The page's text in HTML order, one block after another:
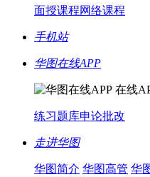
面授课程网络课程
手机站
华图在线APP
在线
练习题库申论批改
走进华图
华图简介 华图高管 华